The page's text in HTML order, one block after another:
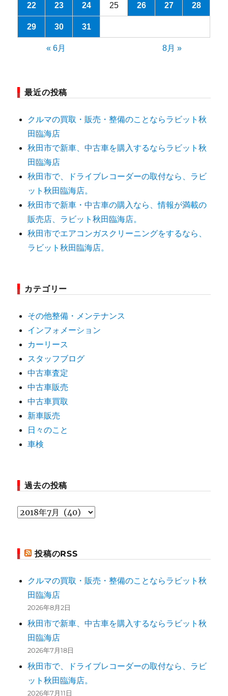
22 23 24 25 26 27 28
29 30 31
« 6月 8月 »
最近の投稿
クルマの買取・販売・整備のことならラビット秋
田臨海店
秋田市で新車、中古車を購入するならラビット秋
田臨海店
秋田市で、ドライブレコーダーの取付なら、ラビ
ット秋田臨海店。
秋田市で新車・中古車の購入なら、情報が満載の
販売店、ラビット秋田臨海店。
秋田市でエアコンガスクリーニングをするなら、
ラビット秋田臨海店。
カテゴリー
その他整備・メンテナンス
インフォメーション
カーリース
スタッフブログ
中古車査定
中古車販売
中古車買取
新車販売
日々のこと
車検
過去の投稿
過
投
投稿のRSS
クルマの買取・販売・整備のことならラビット秋
田臨海店
2026年8月2日
秋田市で新車、中古車を購入するならラビット秋
田臨海店
2026年7月18日
秋田市で、ドライブレコーダーの取付なら、ラビ
ット秋田臨海店。
2026年7月11日